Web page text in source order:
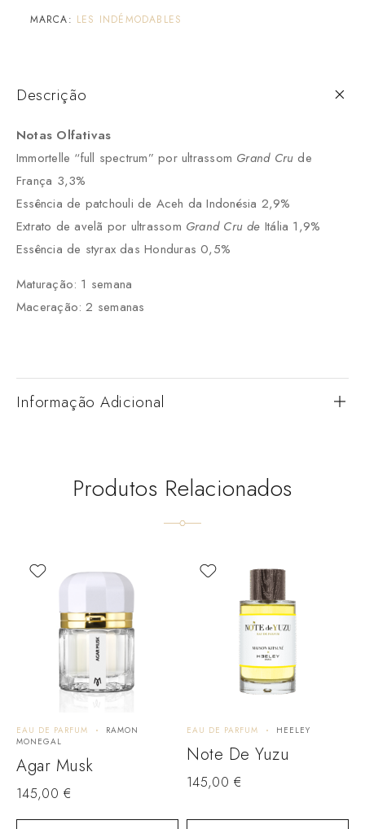
MARCA: LES INDÉMODABLES
Descrição
Notas Olfativas
Immortelle “full spectrum” por ultrassom Grand Cru de
França 3,3%
Essência de patchouli de Aceh da Indonésia 2,9%
Extrato de avelã por ultrassom Grand Cru de Itália 1,9%
Essência de styrax das Honduras 0,5%
Maturação: 1 semana
Maceração: 2 semanas
Informação Adicional
Produtos Relacionados
EAU DE PARFUM
RAMON
MONEGAL
Agar Musk
145,00 €
EAU DE PARFUM HEELEY
Note De Yuzu
145,00 €